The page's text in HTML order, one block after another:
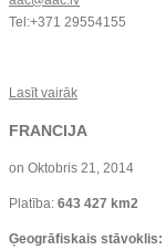
Tel:+371 29554155
Lasīt vairāk
FRANCIJA
on Oktobris 21, 2014
Platība: 643 427 km2
Ģeogrāfiskais stāvoklis: